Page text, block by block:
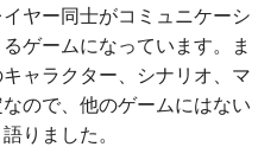
ヤー同士がコミュニケーシ
ゲームになっています。ま
ャラクター、シナリオ、マ
ので、他のゲームにはない
りました。